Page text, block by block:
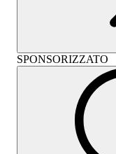
SPONSORIZZATO